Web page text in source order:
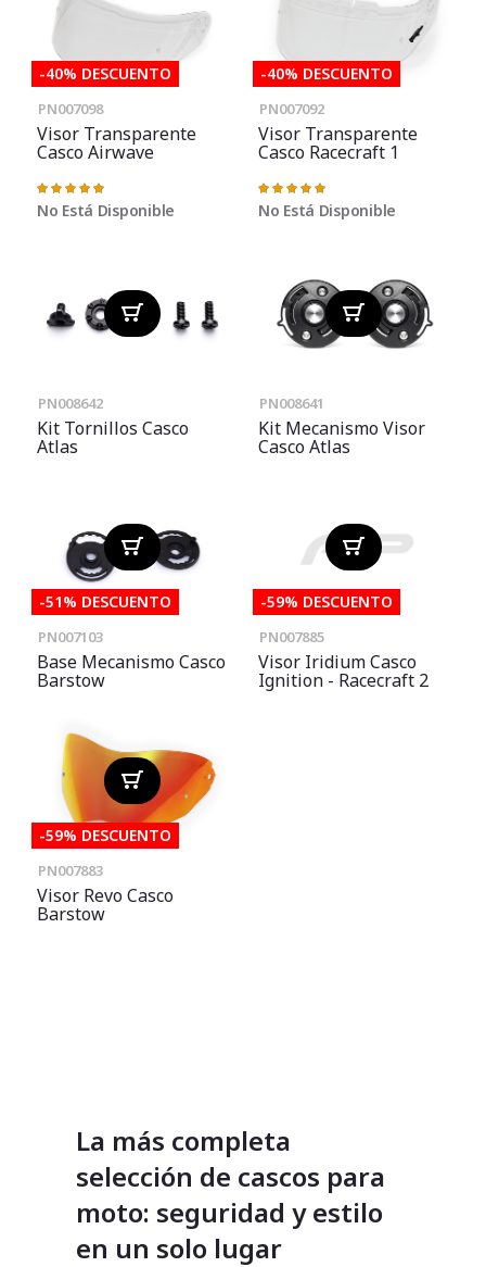
-40% DESCUENTO
PN007098
Visor Transparente
Casco Airwave
Valoración:
100%
No Está Disponible
-40% DESCUENTO
PN007092
Visor Transparente
Casco Racecraft 1
Valoración:
100%
No Está Disponible
PN008642
Kit Tornillos Casco
Atlas
PN008641
Kit Mecanismo Visor
Casco Atlas
-51% DESCUENTO
PN007103
Base Mecanismo Casco
Barstow
-59% DESCUENTO
PN007885
Visor Iridium Casco
Ignition - Racecraft 2
-59% DESCUENTO
PN007883
Visor Revo Casco
Barstow
La más completa
selección de cascos para
moto: seguridad y estilo
en un solo lugar